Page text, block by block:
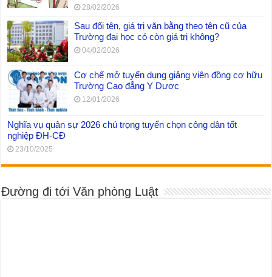
28/02/2026
Sau đổi tên, giá trị văn bằng theo tên cũ của
Trường đại học có còn giá trị không?
04/02/2026
Cơ chế mở tuyển dụng giảng viên đồng cơ hữu
Trường Cao đẳng Y Dược
12/01/2026
Nghĩa vụ quân sự 2026 chú trọng tuyển chọn công dân tốt
nghiệp ĐH-CĐ
23/10/2025
Đường đi tới Văn phòng Luật